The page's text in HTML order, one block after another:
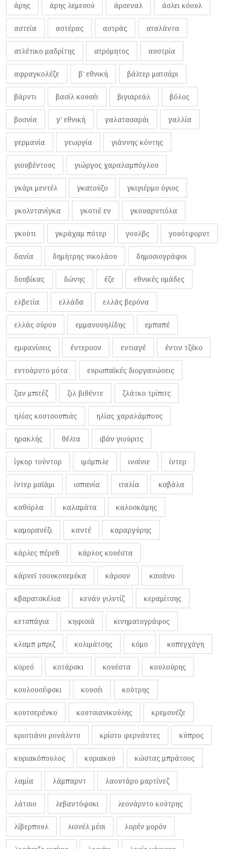
άρης άρης λεμεσού άρσεναλ άσλει κόουλ
αστεία αστέρας αστράς αταλάντα
ατλέτικο μαδρίτης ατρόμητος αυστρία
αφραγκολέζε β' εθνική βάλτερ ματσάρι
βάρντι βασίλ κουσέι βιγιαρεάλ βόλος
βοσνία γ' εθνική γαλατασαράι γαλλία
γερμανία γεωργία γιάννης κόντης
γιουβέντους γιώργος χαραλαμπόγλου
γκάρι μεντέλ γκατούζο γκιγιέρμο όγιος
γκολντανίγκα γκοτιέ εν γκουαρντιόλα
γκούτι γκράχαμ πότερ γουλβς γουότφορντ
δανία δημήτρης νικολάου δημοσιογράφοι
δουβίκας δώνης έζε εθνικές ομάδες
ελβετία ελλάδα ελλάς βερόνα
ελλάς σύρου εμμανουηλίδης εμπαπέ
εμφανίσεις έντερσον εντιαγέ έντιν τζέκο
εντοάρντο μότα ευρωπαϊκές διοργανώσεις
ζαν μπιτέζ ζιλ βιθέντε ζλάτκο τρίπιτς
ηλίας κουτσουπιάς ηλίας χαραλάμπους
ηρακλής θέλτα ιβάν γιούριτς
ίγκορ τούντορ ιμόμπιλε ινσίνιε ίντερ
ίντερ μαϊάμι ισπανία ιταλία καβάλα
καθόρλα καλαμάτα καλοσκάμης
καμορανέζι καντέ καραργύρης
κάρλες πέρεθ κάρλος κουέστα
κάρνεϊ τσουκουεμέκα κάρσον κασάνο
κβαρατσκέλια κενάν γιλντίζ κεραμίτσης
κετσπάγια κηφισιά κινηματογράφος
κλαμπ μπριζ κολιμάτσης κόμο κοπεγχάγη
κορεό κοτάρσκι κουέστα κουλούρης
κουλουσέφσκι κουσέι κούτρης
κουτσερένκο κουτσιανικούλης κρεμονέζε
κριστιάνο ρονάλντο κρίστο φερνάντες κύπρος
κυριακόπουλος κυριακού κώστας μπράτσος
λαμία λάμπαρντ λαουτάρο μαρτίνεζ
λάτσιο λεβαντόφσκι λεονάρντο κούτρης
λίβερπουλ λιονέλ μέσι λορέν μορόν